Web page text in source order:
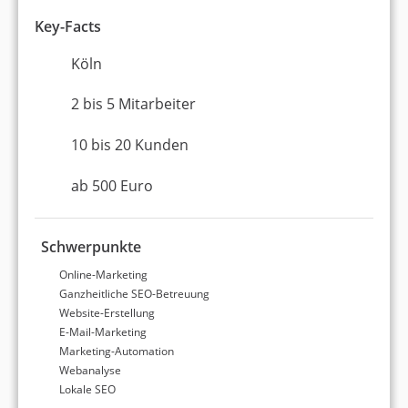
Sistrix Expert 2025 und BAFA akkreditiert. Mit
Agentursieger (2023) belegen die Dienstleister ihre
Wir finden die für Sie beste
Online-Marketing-Agentur
Angebote von passenden Agenturen
erhalten
Garantiert kostenlos & unverbindlich
Schnelle Antwortzeit
JETZT AGENTUR FINDEN
Key-Facts
Köln
2 bis 5 Mitarbeiter
10 bis 20 Kunden
ab 500 Euro
Schwerpunkte
Online-Marketing
Ganzheitliche SEO-Betreuung
Website-Erstellung
E-Mail-Marketing
Marketing-Automation
Webanalyse
Lokale SEO